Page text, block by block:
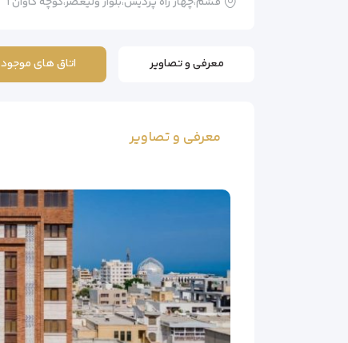
معرفی و تصاویر اتاق های موجود
معرفی و تصاویر